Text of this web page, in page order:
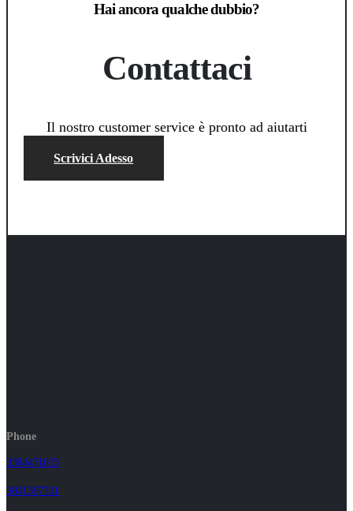
Hai ancora qualche dubbio?
Contattaci
Il nostro customer service è pronto ad aiutarti
Scrivici Adesso
Phone
3384471015
3801397331